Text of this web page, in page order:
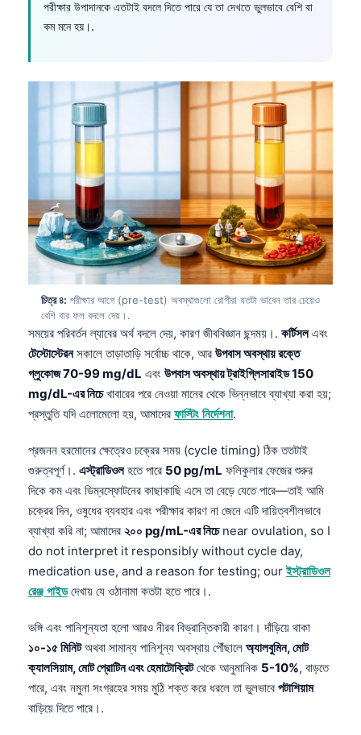
পরীক্ষার উপাদানকে এতটাই বদলে দিতে পারে যে তা দেখতে ভুলভাবে বেশি বা
কম মনে হয়।.
চিত্র ৪: পরীক্ষার আগে (pre-test) অবস্থাগুলো রোগীরা যতটা ভাবেন তার চেয়েও
বেশি বার ফল বদলে দেয়।.
সময়ের পরিবর্তন ল্যাবের অর্থ বদলে দেয়, কারণ জীববিজ্ঞান ছন্দময়।. কর্টিসলএবং
টেস্টোস্টেরনসকালে তাড়াতাড়ি সর্বোচ্চ থাকে, আর উপবাস অবস্থায় রক্তে
গ্লুকোজ 70-99 mg/dL এবং উপবাস অবস্থায় ট্রাইগ্লিসারাইড 150
mg/dL-এর নিচেখাবারের পরে নেওয়া মানের থেকে ভিন্নভাবে ব্যাখ্যা করা হয়;
প্রস্তুতি যদি এলোমেলো হয়, আমাদের ফাস্টিং নির্দেশনা.
প্রজনন হরমোনের ক্ষেত্রেও চক্রের সময় (cycle timing) ঠিক ততটাই
গুরুত্বপূর্ণ।. এস্ট্রাডিওলহতে পারে 50 pg/mL ফলিকুলার ফেজের শুরুর
দিকে কম এবং ডিম্বস্ফোটনের কাছাকাছি এসে তা বেড়ে যেতে পারে—তাই আমি
চক্রের দিন, ওষুধের ব্যবহার এবং পরীক্ষার কারণ না জেনে এটি দায়িত্বশীলভাবে
ব্যাখ্যা করি না; আমাদের ২০০ pg/mL-এর নিচেnear ovulation, so I
do not interpret it responsibly without cycle day,
medication use, and a reason for testing; ourইস্ট্রাডিওল
রেঞ্জ গাইডদেখায় যে ওঠানামা কতটা হতে পারে।.
ভঙ্গি এবং পানিশূন্যতা হলো আরও নীরব বিভ্রান্তিকারী কারণ। দাঁড়িয়ে থাকা
১০-১৫ মিনিটঅথবা সামান্য পানিশূন্য অবস্থায় পৌঁছালে অ্যালবুমিন, মোট
ক্যালসিয়াম, মোট প্রোটিন এবং হেমাটোক্রিটথেকে আনুমানিক 5-10%, বাড়তে
পারে, এবং নমুনা সংগ্রহের সময় মুঠি শক্ত করে ধরলে তা ভুলভাবে পটাশিয়াম
বাড়িয়ে দিতে পারে।.